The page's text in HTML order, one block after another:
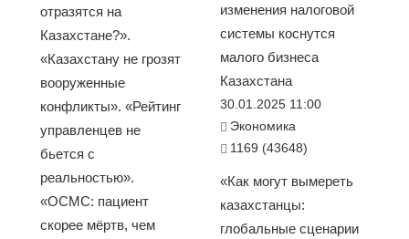
отразятся на
Казахстане?».
«Казахстану не грозят
вооруженные
конфликты». «Рейтинг
управленцев не
бьется с
реальностью».
«ОСМС: пациент
скорее мёртв, чем
изменения налоговой
системы коснутся
малого бизнеса
Казахстана
30.01.2025 11:00
Экономика
1169 (43648)
«Как могут вымереть
казахстанцы:
глобальные сценарии